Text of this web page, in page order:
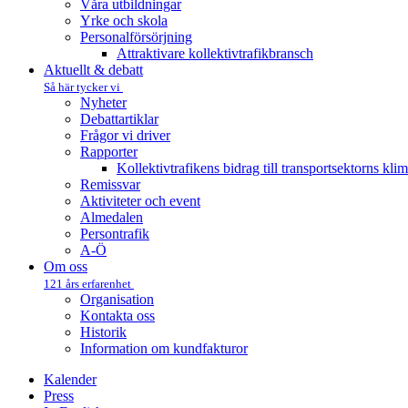
Våra utbildningar
Yrke och skola
Personalförsörjning
Attraktivare kollektivtrafik­bransch
Aktuellt & debatt
Så här tycker vi
Nyheter
Debattartiklar
Frågor vi driver
Rapporter
Kollektivtrafikens bidrag till transportsektorns
Remissvar
Aktiviteter och event
Almedalen
Persontrafik
A-Ö
Om oss
121 års erfarenhet
Organisation
Kontakta oss
Historik
Information om kundfakturor
Kalender
Press